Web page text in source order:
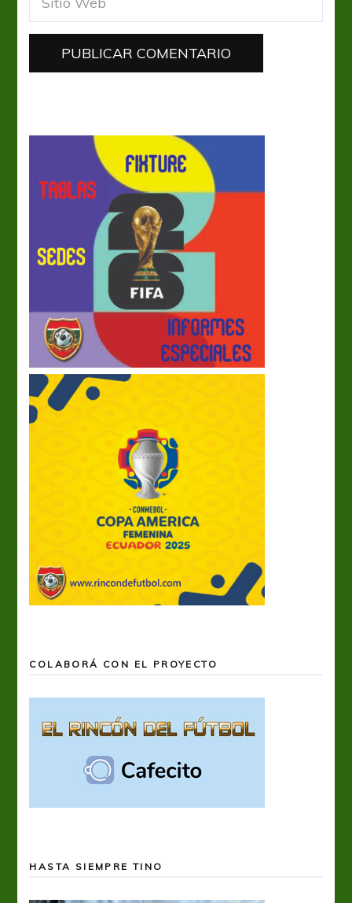
COLABORÁ CON EL PROYECTO
HASTA SIEMPRE TINO